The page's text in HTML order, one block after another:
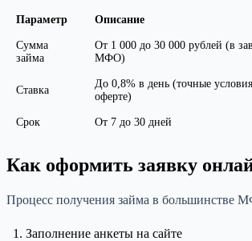
Параметр Описание
Сумма
займа
От 1 000 до 30 000 рублей (в
МФО)
Ставка
До 0,8% в день (точные
оферте)
Срок От 7 до 30 дней
Как оформить заявку
Процесс получения займа в большинстве
Заполнение анкеты на сайте